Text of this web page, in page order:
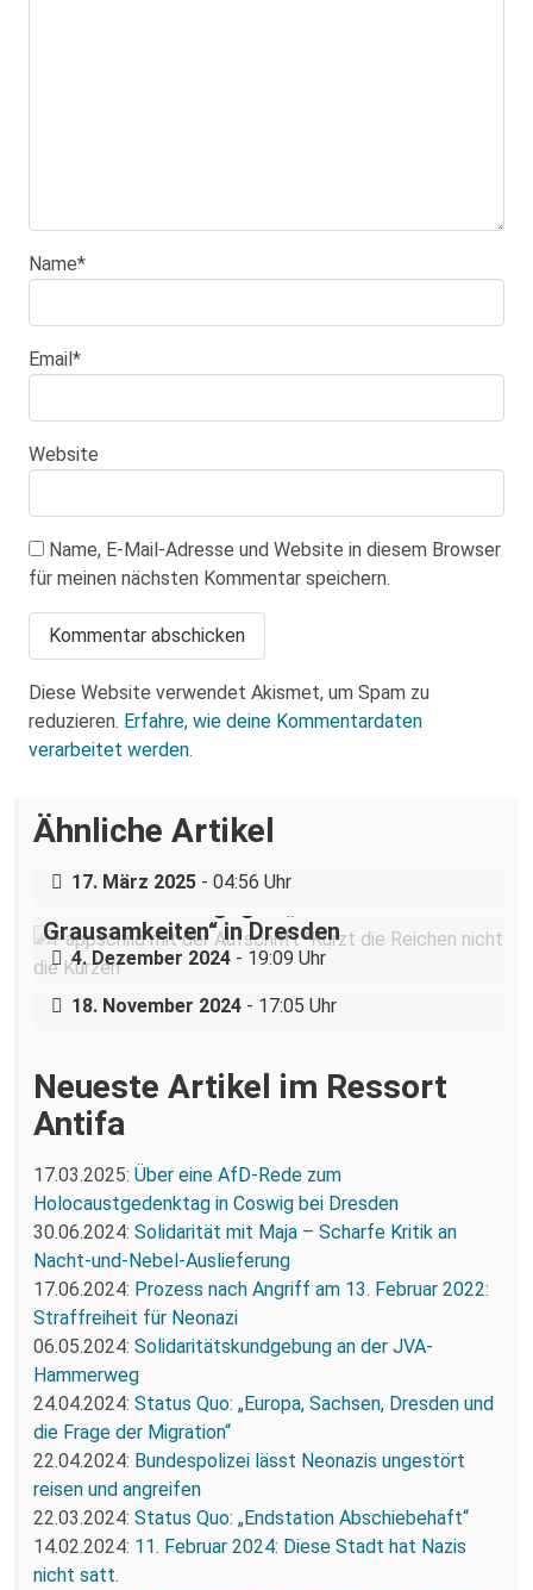
Name*
Email*
Website
Name, E-Mail-Adresse und Website in diesem Browser
für meinen nächsten Kommentar speichern.
Diese Website verwendet Akismet, um Spam zu
reduzieren. Erfahre, wie deine Kommentardaten
verarbeitet werden.
Ähnliche Artikel
Holocaustgedenktag in Coswig bei
17. März 2025 - 04:56 Uhr
„Teilhabe ist nicht verhandelbar“–
Grausamkeiten“ in Dresden
4. Dezember 2024 - 19:09 Uhr
Nazigruppe sucht (und bekommt) Stress
in der Dresdner Neustadt
18. November 2024 - 17:05 Uhr
Neueste Artikel im Ressort
Antifa
17.03.2025: Über eine AfD-Rede zum
Holocaustgedenktag in Coswig bei Dresden
30.06.2024: Solidarität mit Maja – Scharfe Kritik an
Nacht-und-Nebel-Auslieferung
17.06.2024: Prozess nach Angriff am 13. Februar 2022:
Straffreiheit für Neonazi
06.05.2024: Solidaritätskundgebung an der JVA-
Hammerweg
24.04.2024: Status Quo: „Europa, Sachsen, Dresden und
die Frage der Migration“
22.04.2024: Bundespolizei lässt Neonazis ungestört
reisen und angreifen
22.03.2024: Status Quo: „Endstation Abschiebehaft“
14.02.2024: 11. Februar 2024: Diese Stadt hat Nazis
nicht satt.